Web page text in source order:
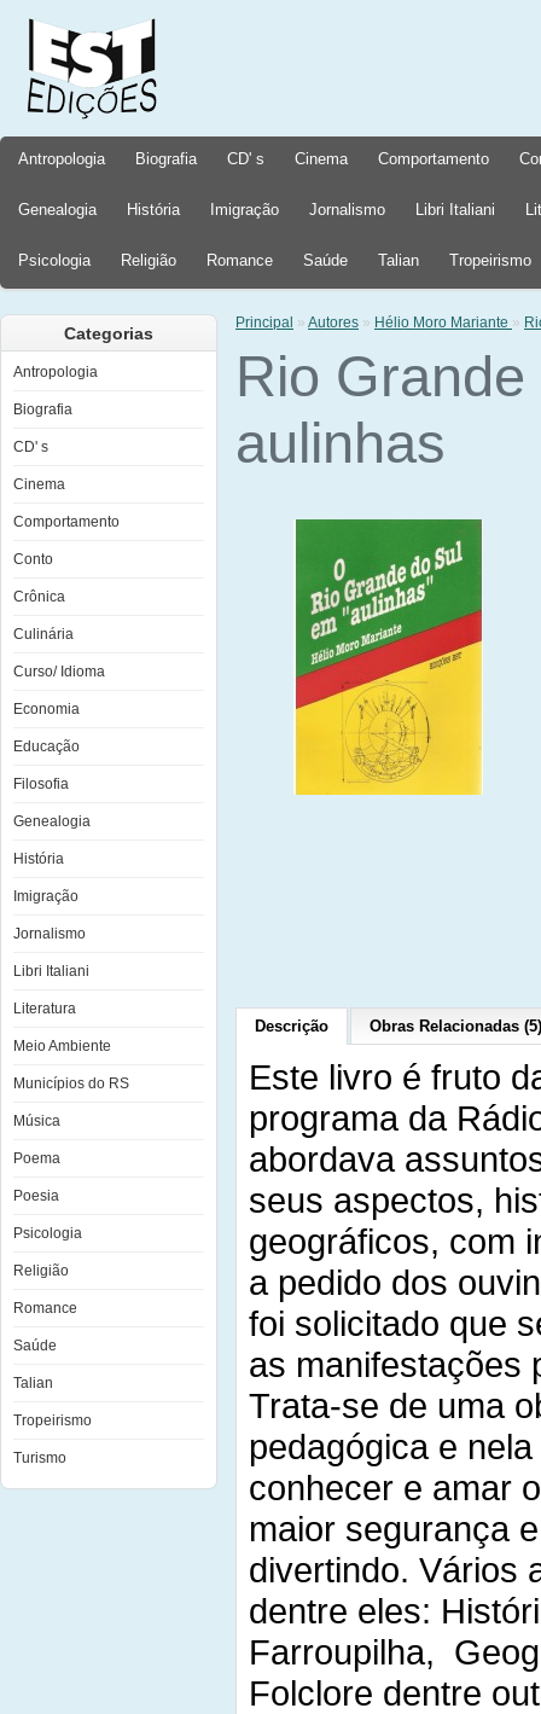
Antropologia Biografia CD' s Cinema Comportamento
Genealogia História Imigração Jornalismo Libri Italiani
Psicologia Religião Romance Saúde Talian Tropeirismo
Categorias
Antropologia
Biografia
CD' s
Cinema
Comportamento
Conto
Crônica
Culinária
Curso/ Idioma
Economia
Educação
Filosofia
Genealogia
História
Imigração
Jornalismo
Libri Italiani
Literatura
Meio Ambiente
Municípios do RS
Música
Poema
Poesia
Psicologia
Religião
Romance
Saúde
Talian
Tropeirismo
Turismo
Principal » Autores » Hélio Moro Mariante »
Rio
aulinhas
Descrição Obras Relacionadas (5)
Este livro é fruto
programa da
abordava
seus aspectos,
geográficos, com
a pedido dos
foi solicitado que
as manifestações
Trata-se de uma
pedagógica e
conhecer e amar
maior segurança
divertindo. Vários
dentre eles:
Farroupilha,
Folclore dentre